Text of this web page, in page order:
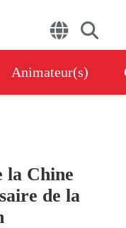
Animateur(s)
la Chine
de la